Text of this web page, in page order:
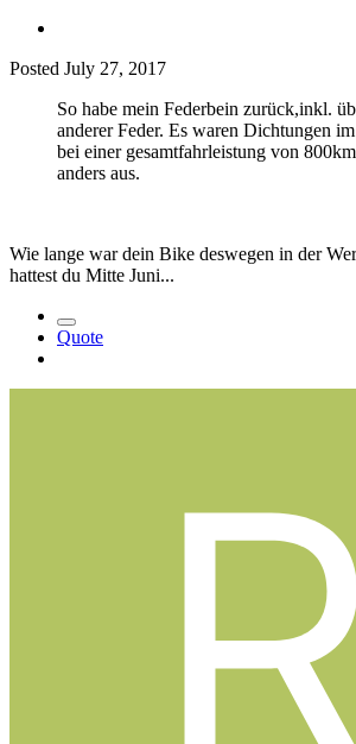
Posted July 27, 2017
So habe mein Federbein zurück,inkl.
anderer Feder. Es waren Dichtungen
bei einer gesamtfahrleistung von
anders aus.
Wie lange war dein Bike deswegen in der
hattest du Mitte Juni...
Quote